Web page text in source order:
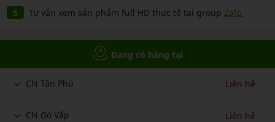
Tư vấn xem sản phẩm full HD thực tế tại group Zalo
Đang có hàng tại
CN Tân Phú Liên hệ
CN Gò Vấp Liên hệ